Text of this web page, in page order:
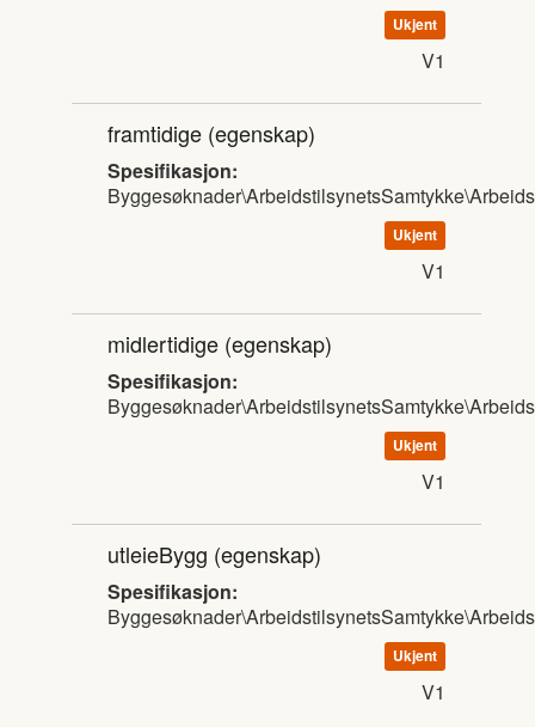
Ukjent
V1
framtidige (egenskap)
Spesifikasjon:
Ukjent
V1
midlertidige (egenskap)
Spesifikasjon:
Ukjent
V1
utleieBygg (egenskap)
Spesifikasjon:
Ukjent
V1